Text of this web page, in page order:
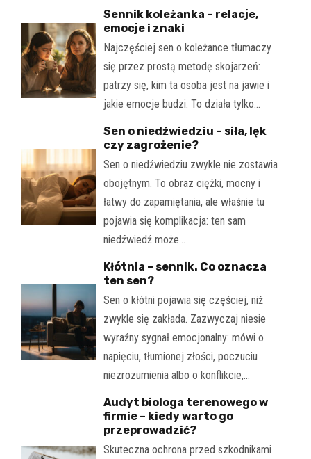
Sennik koleżanka – relacje,
emocje i znaki
Najczęściej sen o koleżance tłumaczy
się przez prostą metodę skojarzeń:
patrzy się, kim ta osoba jest na jawie i
jakie emocje budzi. To działa tylko…
Sen o niedźwiedziu – siła, lęk
czy zagrożenie?
Sen o niedźwiedziu zwykle nie zostawia
obojętnym. To obraz ciężki, mocny i
łatwy do zapamiętania, ale właśnie tu
pojawia się komplikacja: ten sam
niedźwiedź może…
Kłótnia – sennik. Co oznacza
ten sen?
Sen o kłótni pojawia się częściej, niż
zwykle się zakłada. Zazwyczaj niesie
wyraźny sygnał emocjonalny: mówi o
napięciu, tłumionej złości, poczuciu
niezrozumienia albo o konflikcie,…
Audyt biologa terenowego w
firmie – kiedy warto go
przeprowadzić?
Skuteczna ochrona przed szkodnikami